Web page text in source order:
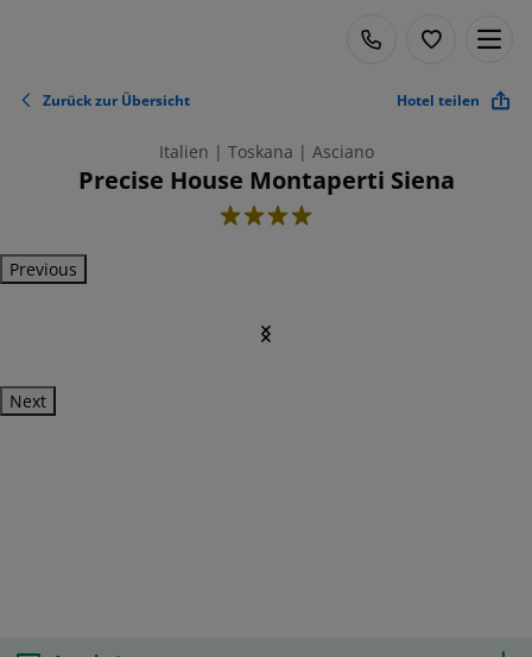
Zurück zur Übersicht Hotel teilen
Italien | Toskana | Asciano
Precise House Montaperti Siena
4
Previous
Next